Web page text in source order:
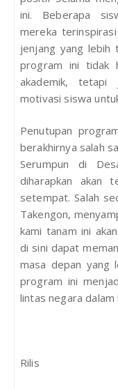
ini. Beberapa
mereka
jenjang yang lebih
program ini tidak
akademik, tetapi
motivasi siswa
Penutupan
berakhirnya salah
Serumpun di
diharapkan akan
setempat. Salah
Takengon,
kami tanam ini
di sini dapat
masa depan yang
program ini
lintas negara dalam
Rilis